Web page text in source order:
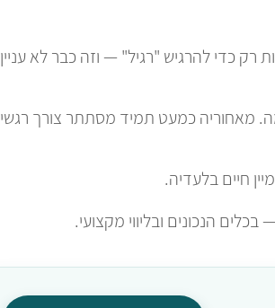
כדי להרגיש "רגיל" — וזה כבר לא עניין
כמעט תמיד מסתתר צורך רגשי
חיים בלעדיה.
הנכונים ובליווי מקצועי.